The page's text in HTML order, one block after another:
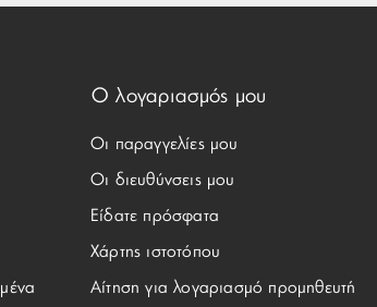
Ο λογαριασμός μου
Οι παραγγελίες μου
Οι διευθύνσεις μου
Είδατε πρόσφατα
Χάρτης ιστοτόπου
Αίτηση για λογαριασμό προμηθευτή